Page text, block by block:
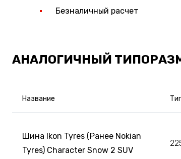
Безналичный расчет
АНАЛОГИЧНЫЙ
Название
Шина Ikon Tyres (Ранее Nokian
Tyres) Character Snow 2 SUV